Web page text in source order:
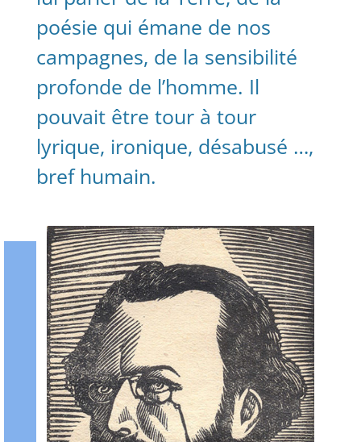
poésie qui émane de nos
campagnes, de la sensibilité
profonde de l’homme. Il
pouvait être tour à tour
lyrique, ironique, désabusé …,
bref humain.